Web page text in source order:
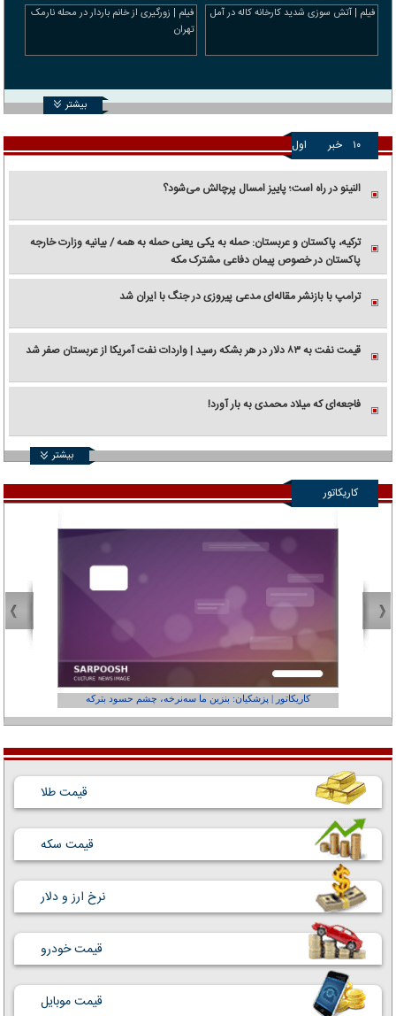
فیلم | آتش سوزی شدید کارخانه کاله در آمل
فیلم | زورگیری از خانم باردار در محله نارمک
تهران
بیشتر
۱۰ خبر اول
النینو در راه است؛ پاییز امسال پرچالش می‌شود؟
ترکیه، پاکستان و عربستان: حمله به یکی یعنی حمله به همه / بیانیه وزارت خارجه
پاکستان در خصوص پیمان دفاعی مشترک مکه
ترامپ با بازنشر مقاله‌ای مدعی پیروزی در جنگ با ایران شد
قیمت نفت به ۸۳ دلار در هر بشکه رسید | واردات نفت آمریکا از عربستان صفر شد
فاجعه‌ای که میلاد محمدی به بار آورد!
بیشتر
کاریکاتور
کاریکاتور | پزشکیان: بنزین ما سه‌نرخه، چشم حسود بترکه
قیمت طلا
قیمت سکه
نرخ ارز و دلار
قیمت خودرو
قیمت موبایل